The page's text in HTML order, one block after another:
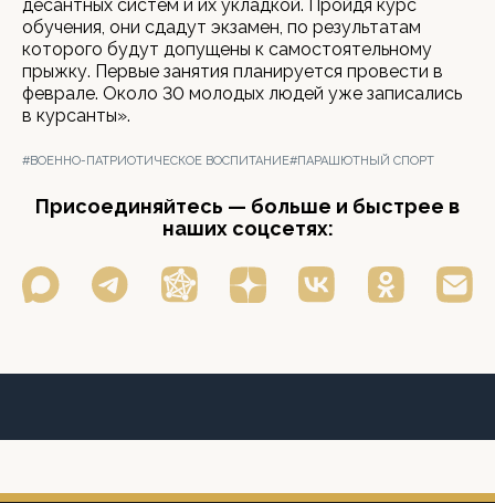
десантных систем и их укладкой. Пройдя курс
обучения, они сдадут экзамен, по результатам
которого будут допущены к самостоятельному
прыжку. Первые занятия планируется провести в
феврале. Около 30 молодых людей уже записались
в курсанты».
#ВОЕННО-ПАТРИОТИЧЕСКОЕ ВОСПИТАНИЕ#ПАРАШЮТНЫЙ СПОРТ
Присоединяйтесь — больше и быстрее в
наших соцсетях: